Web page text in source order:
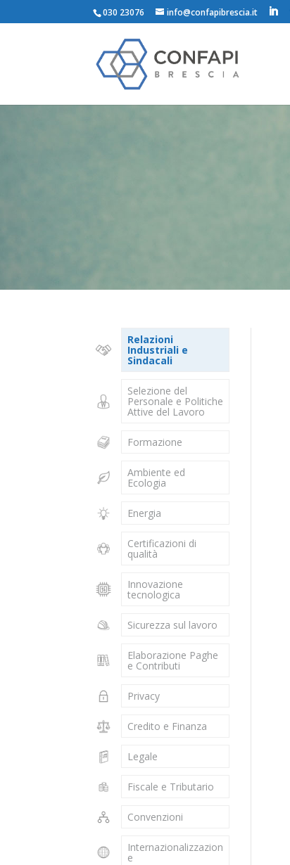
030 23076 info@confapibrescia.it
Relazioni
Industriali e
Sindacali
Selezione del
Personale e Politiche
Attive del Lavoro
Formazione
Ambiente ed
Ecologia
Energia
Certificazioni di
qualità
Innovazione
tecnologica
Sicurezza sul lavoro
Elaborazione Paghe
e Contributi
Privacy
Credito e Finanza
Legale
Fiscale e Tributario
Convenzioni
Internazionalizzazion
e